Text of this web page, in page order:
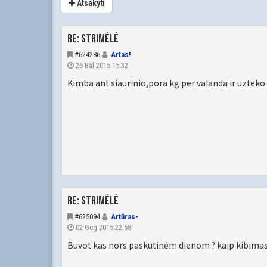
Atsakyti
Re: Strimėlė
#624286
Artas!
26 Bal 2015 15:32
Kimba ant siaurinio,pora kg per valanda ir uzteko
Re: Strimėlė
#625094
Artūras-
02 Geg 2015 22:58
Buvot kas nors paskutinėm dienom ? kaip